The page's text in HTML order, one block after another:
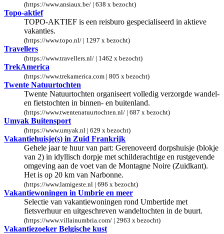
(https://www.ansiaux.be/ | 638 x bezocht)
Topo-aktief
TOPO-AKTIEF is een reisburo gespecialiseerd in aktieve
vakanties.
(https://www.topo.nl/ | 1297 x bezocht)
Travellers
(https://www.travellers.nl/ | 1462 x bezocht)
TrekAmerica
(https://www.trekamerica.com | 805 x bezocht)
Twente Natuurtochten
Twente Natuurtochten organiseert volledig verzorgde wandel-
en fietstochten in binnen- en buitenland.
(https://www.twentenatuurtochten.nl/ | 687 x bezocht)
Umyak Buitensport
(https://www.umyak.nl | 629 x bezocht)
Vakantiehuisje(s) in Zuid Frankrijk
Gehele jaar te huur van part: Gerenoveerd dorpshuisje (blokje
van 2) in idyllisch dorpje met schilderachtige en rustgevende
omgeving aan de voet van de Montagne Noire (Zuidkant).
Het is op 20 km van Narbonne.
(https://www.lamigeste.nl | 696 x bezocht)
Vakantiewoningen in Umbrie en meer
Selectie van vakantiewoningen rond Umbertide met
fietsverhuur en uitgeschreven wandeltochten in de buurt.
(https://www.villainumbria.com/ | 2963 x bezocht)
Vakantiezoeker Belgische kust